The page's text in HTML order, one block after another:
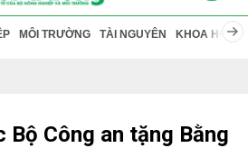
MÔI TRƯỜNG TÀI NGUYÊN KHOA HỌC
Bộ Công an tặng Bằng